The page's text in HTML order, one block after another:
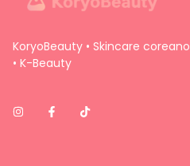
KoryoBeauty • Skincare
• K-Beauty